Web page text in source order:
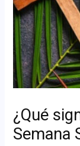
¿Qué
Semana